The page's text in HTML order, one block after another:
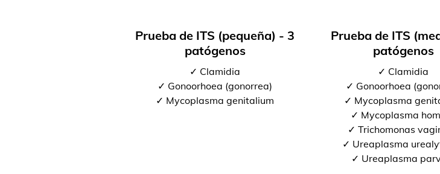
Prueba de ITS (pequeña) - 3
patógenos
✓ Clamidia
✓ Gonoorhoea (gonorrea)
✓ Mycoplasma genitalium
Prueba de ITS
patógenos
✓ Clamidia
✓ Gonoorhoea
✓ Mycoplasma
✓ Mycoplasma
✓ Trichomonas
✓ Ureaplasma
✓ Ureaplasma